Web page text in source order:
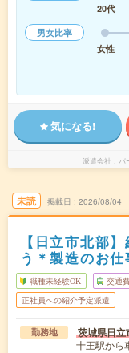
20代
男女比率
女性
気になる!
派遣会社 パ
未読 掲載日 2026/08/04
【日立市北部
う＊製造のお仕
職種未経験OK 交通
正社員への紹介予定派遣
勤務地 茨城県日立
十王駅から